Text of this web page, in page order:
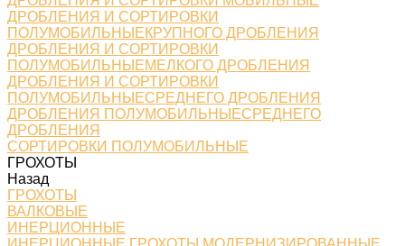
ДРОБЛЕНИЯ И СОРТИРОВКИ
ПОЛУМОБИЛЬНЫЕКРУПНОГО ДРОБЛЕНИЯ
ДРОБЛЕНИЯ И СОРТИРОВКИ
ПОЛУМОБИЛЬНЫЕМЕЛКОГО ДРОБЛЕНИЯ
ДРОБЛЕНИЯ И СОРТИРОВКИ
ПОЛУМОБИЛЬНЫЕСРЕДНЕГО ДРОБЛЕНИЯ
ДРОБЛЕНИЯ ПОЛУМОБИЛЬНЫЕСРЕДНЕГО
ДРОБЛЕНИЯ
СОРТИРОВКИ ПОЛУМОБИЛЬНЫЕ
ГРОХОТЫ
Назад
ГРОХОТЫ
ВАЛКОВЫЕ
ИНЕРЦИОННЫЕ